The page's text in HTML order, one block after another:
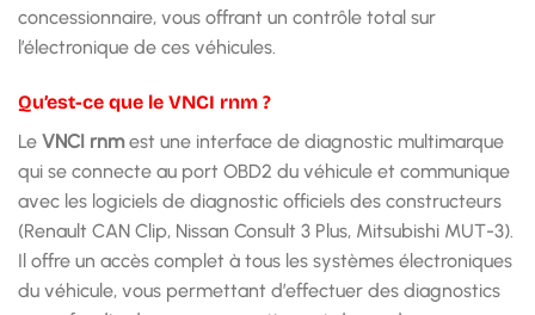
concessionnaire, vous offrant un contrôle total sur
l’électronique de ces véhicules.
Qu’est-ce que le VNCI rnm ?
Le VNCI rnmest une interface de diagnostic multimarque
qui se connecte au port OBD2 du véhicule et communique
avec les logiciels de diagnostic officiels des constructeurs
(Renault CAN Clip, Nissan Consult 3 Plus, Mitsubishi MUT-3).
Il offre un accès complet à tous les systèmes électroniques
du véhicule, vous permettant d’effectuer des diagnostics